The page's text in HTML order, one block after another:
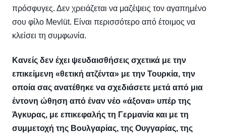
πρόσφυγες. Δεν χρειάζεται να μαζέψεις τον αγαπημένο
σου φίλο Mevlüt. Είναι περισσότερο από έτοιμος να
κλείσει τη συμφωνία.
Κανείς δεν έχει ψευδαισθήσεις σχετικά με την
επικείμενη «θετική ατζέντα» με την Τουρκία, την
οποία σας ανατέθηκε να σχεδιάσετε μετά από μια
έντονη ώθηση από έναν νέο «άξονα» υπέρ της
Άγκυρας, με επικεφαλής τη Γερμανία και με τη
συμμετοχή της Βουλγαρίας, της Ουγγαρίας, της